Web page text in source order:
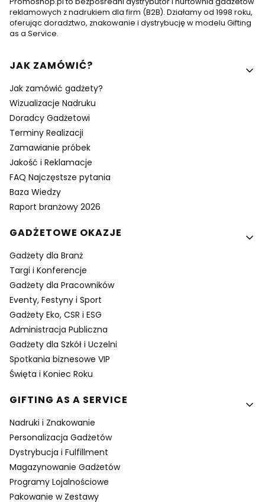
reklamowych z nadrukiem dla firm (B2B). Działamy od 1998 roku,
oferując doradztwo, znakowanie i dystrybucję w modelu Gifting
as a Service.
Linki w stopce
JAK ZAMÓWIĆ?
Jak zamówić gadżety?
Wizualizacje Nadruku
Doradcy Gadżetowi
Terminy Realizacji
Zamawianie próbek
Jakość i Reklamacje
FAQ Najczęstsze pytania
Baza Wiedzy
Raport branżowy 2026
GADŻETOWE OKAZJE
Gadżety dla Branż
Targi i Konferencje
Gadżety dla Pracowników
Eventy, Festyny i Sport
Gadżety Eko, CSR i ESG
Administracja Publiczna
Gadżety dla Szkół i Uczelni
Spotkania biznesowe VIP
Święta i Koniec Roku
GIFTING AS A SERVICE
Nadruki i Znakowanie
Personalizacja Gadżetów
Dystrybucja i Fulfillment
Magazynowanie Gadżetów
Programy Lojalnościowe
Pakowanie w Zestawy